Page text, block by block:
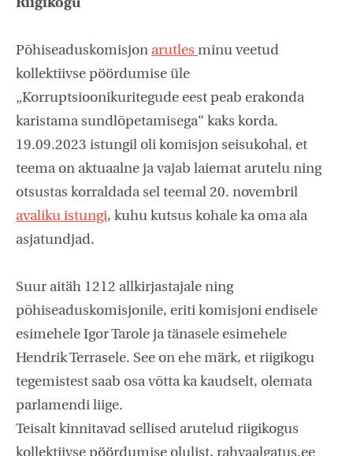
Riigikogu
Põhiseaduskomisjon arutles minu veetud
kollektiivse pöördumise üle
„Korruptsioonikuritegude eest peab erakonda
karistama sundlõpetamisega“ kaks korda.
19.09.2023 istungil oli komisjon seisukohal, et
teema on aktuaalne ja vajab laiemat arutelu ning
otsustas korraldada sel teemal 20. novembril
avaliku istungi, kuhu kutsus kohale ka oma ala
asjatundjad.
Suur aitäh 1212 allkirjastajale ning
põhiseaduskomisjonile, eriti komisjoni endisele
esimehele Igor Tarole ja tänasele esimehele
Hendrik Terrasele. See on ehe märk, et riigikogu
tegemistest saab osa võtta ka kaudselt, olemata
parlamendi liige.
Teisalt kinnitavad sellised arutelud riigikogus